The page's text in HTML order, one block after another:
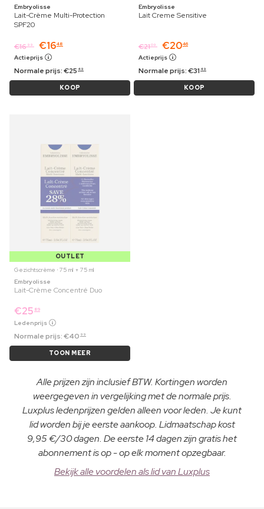
Embryolisse
Lait-Crème Multi-Protection
SPF20
€16 99 €1648
Actieprijs
Normale prijs:€25 49
KOOP
Embryolisse
Lait Creme Sensitive
€2109 €2046
Actieprijs
Normale prijs:€31 49
KOOP
OUTLET
Gezichtscrème ⋅ 75 ml + 75 ml
Embryolisse
Lait-Crème Concentré Duo
€25 89
Ledenprijs
Normale prijs:€40 99
TOON MEER
Alle prijzen zijn inclusief BTW. Kortingen worden
weergegeven in vergelijking met de normale prijs.
Luxplus ledenprijzen gelden alleen voor leden. Je kunt
lid worden bij je eerste aankoop. Lidmaatschap kost
9,95 €/30 dagen. De eerste 14 dagen zijn gratis het
abonnement is op - op elk moment opzegbaar.
Bekijk alle voordelen als lid van Luxplus